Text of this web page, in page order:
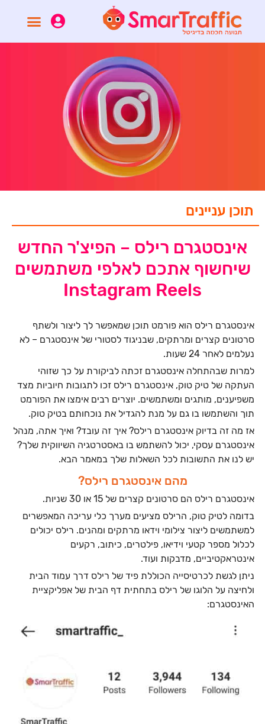
אינסטגרם רילס – הפיצ'ר החדש
שיחשוף אתכם לאלפי משתמשים
Instagram Reels
אינסטגרם רילס הוא פורמט תוכן שמאפשר לך ליצור ולשתף
סרטונים קצרים ומרתקים, שבניגוד לסטורי של אינסטגרם – לא
נעלמים לאחר 24 שעות.
למרות שבהתחלה אינסטגרם זכתה לביקורת על כך שזוהי
העתקה של טיק טוק, אינסטגרם רילס זכו לתגובות חיוביות מצד
משפיענים, מותגים ומשתמשים. יוצרים רבים אימצו את הפורמט
תוך והשתמשו בו גם על מנת להגדיל את נוכחותם בטיק טוק.
אז מה זה בדיוק אינסטגרם רילס? איך זה עובד? ואיך אתה, מנהל
אינסטגרם עסקי, יכול להשתמש בו באסטרטגיה השיווקית שלך?
יש לנו את התשובות לכל השאלות שלך במאמר הבא.
מהם אינסטגרם רילס?
אינסטגרם רילס הם סרטונים קצרים של 15 או 30 שניות.
בדומה לטיק טוק, הרילס מציעים מערך כלי עריכה המאפשרים
למשתמשים ליצור צילומי וידאו מרתקים ומהנים. רילס יכולים
לכלול מספר קטעי וידיאו, פילטרים, כיתוב, רקעים
אינטראקטיביים, מדבקות ועוד.
ניתן לגשת לכרטיסייה הכוללת פיד של רילס דרך עמוד הבית
ולחיצה על הלוגו של רילס בתחתית דף הבית של אפליקציית
האינסטגרם:
תוכן עניינים